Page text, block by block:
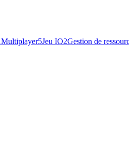
Multiplayer5Jeu IO2Gestion de